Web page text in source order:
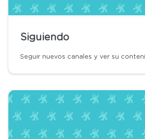
Siguiendo
Seguir nuevos canales y ver su